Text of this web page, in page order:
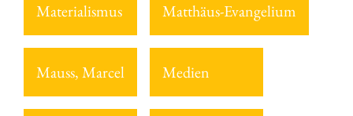
Materialismus Matthäus-Evangelium
Mauss, Marcel Medien